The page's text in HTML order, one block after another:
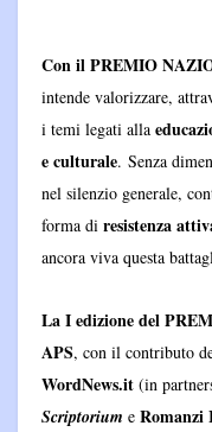
Con il PREMIO
intende valorizzare,
i temi legati alla
e culturale. Senza
nel silenzio generale,
forma di resistenza
ancora viva questa
La I edizione del
APS, con il contributo
WordNews.it (in
Scriptorium e Romanzi